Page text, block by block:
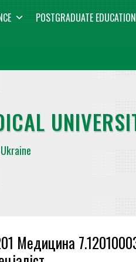
POSTGRADUATE EDUCATION
Медицина